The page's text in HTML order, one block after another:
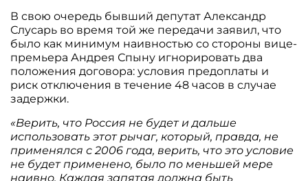
В свою очередь бывший депутат Александр
Слусарь во время той же передачи заявил, что
было как минимум наивностью со стороны вице-
премьера Андрея Спыну игнорировать два
положения договора: условия предоплаты и
риск отключения в течение 48 часов в случае
задержки.
«Верить, что Россия не будет и дальше
использовать этот рычаг, который, правда, не
применялся с 2006 года, верить, что это условие
не будет применено, было по меньшей мере
наивно. Каждая запятая должна быть